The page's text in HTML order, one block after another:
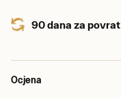
90 dana za
Ocjena